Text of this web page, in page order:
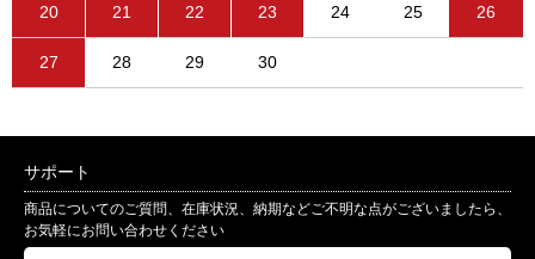
20 21 22 23 24 25 26
27 28 29 30
サポート
商品についてのご質問、在庫状況、納期などご不明な点がございましたら、
お気軽にお問い合わせください